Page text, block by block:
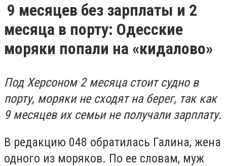
9 месяцев без зарплаты и 2
месяца в порту: Одесские
моряки попали на «кидалово»
Под Херсоном 2 месяца стоит судно в
порту, моряки не сходят на берег, так как
9 месяцев их семьи не получали зарплату.
В редакцию 048 обратилась Галина, жена
одного из моряков. По ее словам, муж